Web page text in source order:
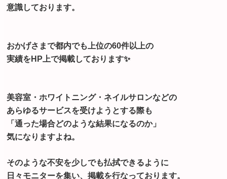
意識しております。
おかげさまで都内でも上位の60件以上の
実績をHP上で掲載しております✨
美容室・ホワイトニング・ネイルサロンなどの
あらゆるサービスを受けようとする際も
「通った場合どのような結果になるのか」
気になりますよね。
そのような不安を少しでも払拭できるように
日々モニターを集い、掲載を行なっております。